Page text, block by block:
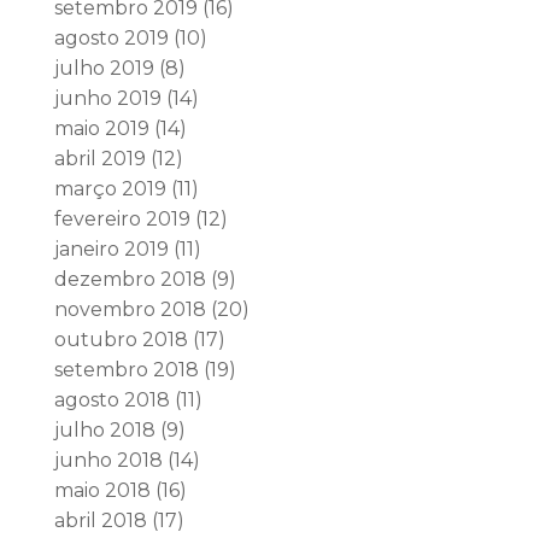
setembro 2019 (16)
agosto 2019 (10)
julho 2019 (8)
junho 2019 (14)
maio 2019 (14)
abril 2019 (12)
março 2019 (11)
fevereiro 2019 (12)
janeiro 2019 (11)
dezembro 2018 (9)
novembro 2018 (20)
outubro 2018 (17)
setembro 2018 (19)
agosto 2018 (11)
julho 2018 (9)
junho 2018 (14)
maio 2018 (16)
abril 2018 (17)